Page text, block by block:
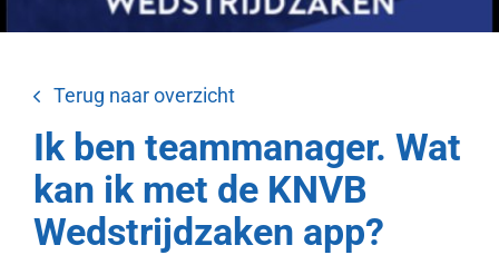
Terug naar overzicht
Ik ben teammanager. Wat
kan ik met de KNVB
Wedstrijdzaken app?